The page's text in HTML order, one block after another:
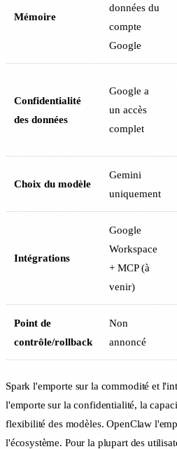
Mémoire
données du
compte
Google
Confidentialité
des données
Google a
un accès
complet
Choix du modèle
Gemini
uniquement
Intégrations
Google
Workspace
+ MCP (à
venir)
Point de
contrôle/rollback
Non
annoncé
Spark l'emporte sur la commodité et
l'emporte sur la confidentialité, la
flexibilité des modèles. OpenClaw
l'écosystème. Pour la plupart des